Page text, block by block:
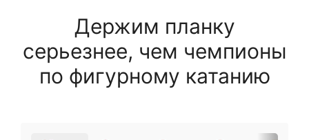
Держим планку
серьезнее, чем чемпионы
по фигурному катанию